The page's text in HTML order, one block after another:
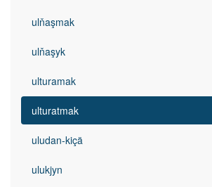
ulňaşmak
ulňaşyk
ulturamak
ulturatmak
uludan-kiçä
ulukjyn